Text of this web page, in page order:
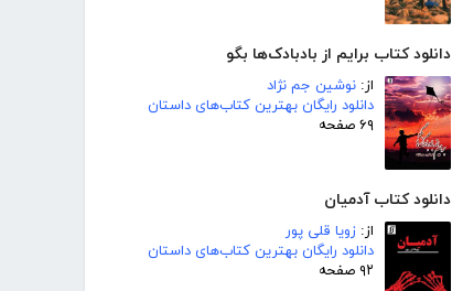
دانلود کتاب برایم از بادبادک‌ها بگو
از: نوشین جم نژاد
دانلود رایگان بهترین کتاب‌های داستان
۶۹ صفحه
دانلود کتاب آدمیان
از: زویا قلی پور
دانلود رایگان بهترین کتاب‌های داستان
۹۲ صفحه